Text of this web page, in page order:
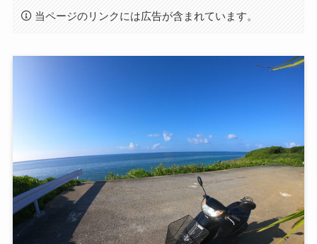
当ページのリンクには広告が含まれています。